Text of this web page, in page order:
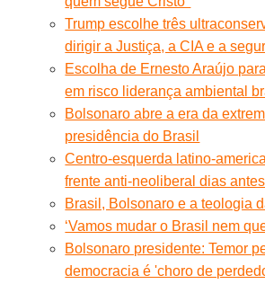
Trump escolhe três
dirigir a Justiça, a CIA e a
Escolha de Ernesto Araújo
em risco liderança ambiental
Bolsonaro abre a era da
presidência do Brasil
Centro-esquerda latino-
frente anti-neoliberal dias
Brasil, Bolsonaro e a teologia
‘Vamos mudar o Brasil nem
Bolsonaro presidente: Temor
democracia é 'choro de